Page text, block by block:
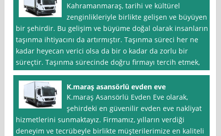
Kahramanmaraş, tarihi ve kültürel
zenginlikleriyle birlikte gelişen ve büyüyen
bir şehirdir. Bu gelişim ve büyüme doğal olarak insanların
taşınma ihtiyacını da artırmıştır. Taşınma süreci her ne
kadar heyecan verici olsa da bir o kadar da zorlu bir
süreçtir. Taşınma sürecinde doğru firmayı tercih etmek,
K.maraş asansörlü evden eve
K.maraş Asansörlü Evden Eve olarak,
şehirdeki en güvenilir evden eve nakliyat
hizmetlerini sunmaktayız. Firmamız, yılların verdiği
deneyim ve tecrübeyle birlikte müşterilerimize en kaliteli